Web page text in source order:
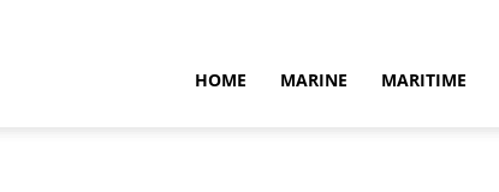
HOME MARINE MARITIME